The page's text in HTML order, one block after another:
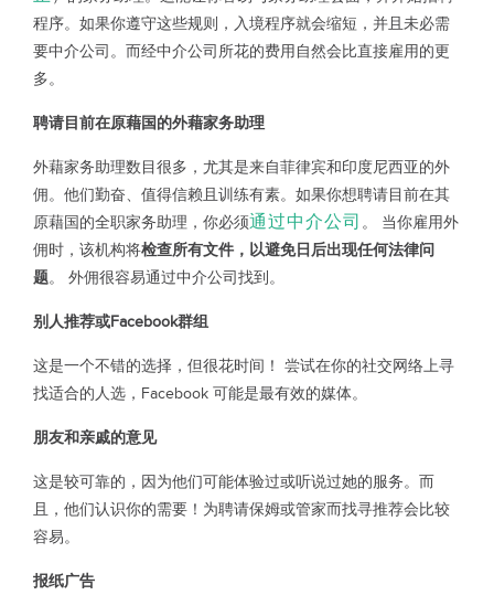
程序。如果你遵守这些规则，入境程序就会缩短，并且未必需
要中介公司。而经中介公司所花的费用自然会比直接雇用的更
多。
聘请目前在原藉国的外藉家务助理
外藉家务助理数目很多，尤其是来自菲律宾和印度尼西亚的外
佣。他们勤奋、值得信赖且训练有素。如果你想聘请目前在其
原藉国的全职家务助理，你必须通过中介公司 。 当你雇用外
佣时，该机构将检查所有文件，以避免日后出现任何法律问
题。 外佣很容易通过中介公司找到。
别人推荐或Facebook群组
这是一个不错的选择，但很花时间！ 尝试在你的社交网络上寻
找适合的人选，Facebook 可能是最有效的媒体。
朋友和亲戚的意见
这是较可靠的，因为他们可能体验过或听说过她的服务。而
且，他们认识你的需要！为聘请保姆或管家而找寻推荐会比较
容易。
报纸广告